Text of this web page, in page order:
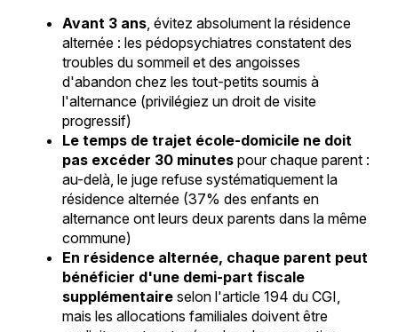
Avant 3 ans, évitez absolument la résidence
alternée : les pédopsychiatres constatent des
troubles du sommeil et des angoisses
d'abandon chez les tout-petits soumis à
l'alternance (privilégiez un droit de visite
progressif)
Le temps de trajet école-domicile ne doit
pas excéder 30 minutespour chaque parent :
au-delà, le juge refuse systématiquement la
résidence alternée (37% des enfants en
alternance ont leurs deux parents dans la même
commune)
En résidence alternée, chaque parent peut
bénéficier d'une demi-part fiscale
supplémentaireselon l'article 194 du CGI,
mais les allocations familiales doivent être